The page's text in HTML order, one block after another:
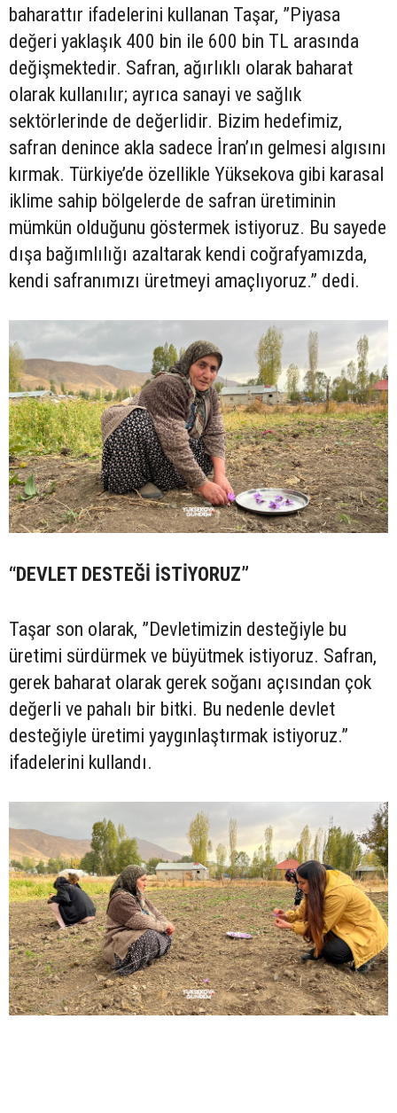
baharattır ifadelerini kullanan Taşar, ”Piyasa
değeri yaklaşık 400 bin ile 600 bin TL arasında
değişmektedir. Safran, ağırlıklı olarak baharat
olarak kullanılır; ayrıca sanayi ve sağlık
sektörlerinde de değerlidir. Bizim hedefimiz,
safran denince akla sadece İran’ın gelmesi algısını
kırmak. Türkiye’de özellikle Yüksekova gibi karasal
iklime sahip bölgelerde de safran üretiminin
mümkün olduğunu göstermek istiyoruz. Bu sayede
dışa bağımlılığı azaltarak kendi coğrafyamızda,
kendi safranımızı üretmeyi amaçlıyoruz.” dedi.
“DEVLET DESTEĞİ İSTİYORUZ”
Taşar son olarak, ”Devletimizin desteğiyle bu
üretimi sürdürmek ve büyütmek istiyoruz. Safran,
gerek baharat olarak gerek soğanı açısından çok
değerli ve pahalı bir bitki. Bu nedenle devlet
desteğiyle üretimi yaygınlaştırmak istiyoruz.”
ifadelerini kullandı.